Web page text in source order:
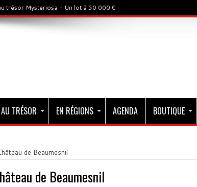
trésor Mysteriosa - Un lot à 50 000 €
TRÉSOR EN RÉGIONS AGENDA BOUTIQUE
de Beaumesnil
de Beaumesnil